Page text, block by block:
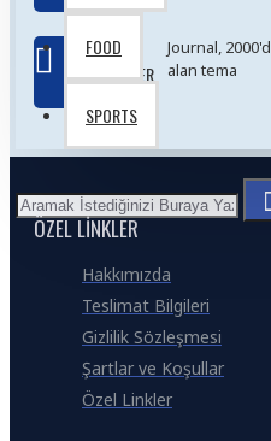
FOOD
SPORTS
pages as you scroll down or
button, or disable this feature
default pagination.
EN
İYILER
Journal,
alan tema
ÖZEL LINKLER
Hakkımızda
Teslimat Bilgileri
Gizlilik Sözleşmesi
Şartlar ve Koşullar
Özel Linkler